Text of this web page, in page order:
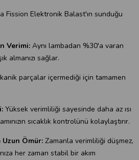
Fission Elektronik Balast'ın sunduğu
Verimi: Aynı lambadan %30'a varan
almanızı sağlar.
parçalar içermediği için tamamen
Yüksek verimliliği sayesinde daha az ısı
sıcaklık kontrolünü kolaylaştırır.
Uzun Ömür: Zamanla verimliliği düşmez,
her zaman stabil bir akım